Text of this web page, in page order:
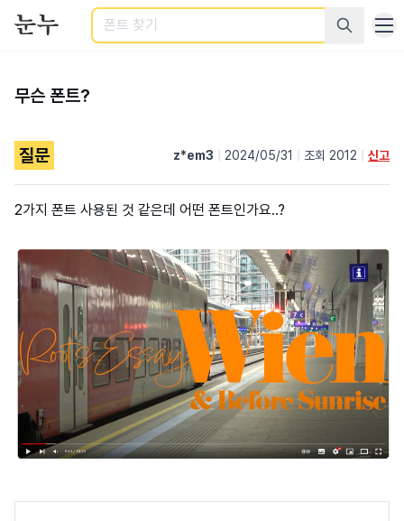
검색
무슨 폰트?
질문 z*em3 2024/05/31 조회 2012 신고
2가지 폰트 사용된 것 같은데 어떤 폰트인가요..?